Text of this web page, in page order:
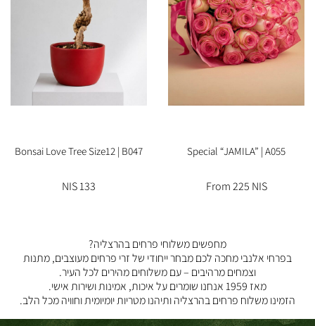
Special “JAMILA” | A055
From 225 NIS
Bonsai Love Tree Size12 | B047
133 NIS
מחפשים משלוחי פרחים בהרצליה?
בפרחי אלנבי מחכה לכם מבחר ייחודי של זרי פרחים מעוצבים, מתנות
וצמחים מרהיבים – עם משלוחים מהירים לכל העיר.
מאז 1959 אנחנו שומרים על איכות, אמינות ושירות אישי.
הזמינו משלוח פרחים בהרצליה ותיהנו מטריות יומיומית וחוויה מכל הלב.